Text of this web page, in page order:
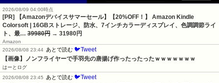
2026/08/09 04:00時点
[PR] 【Amazonデバイスサマーセール】【20%OFF！】 Amazon Kindle
Colorsoft | 16GBストレージ、防水、7インチカラーディスプレイ、色調調節ライ
ト、最… 39980円 → 31980円
Amazon
2026/08/08 23:44 あとで読む 🐦Tweet
【画像】ノンフライヤーで手羽先の唐揚げ作ったったったｗｗｗｗｗｗｗ
はーとログ
2026/08/08 23:45
あとで読む 🐦Tweet